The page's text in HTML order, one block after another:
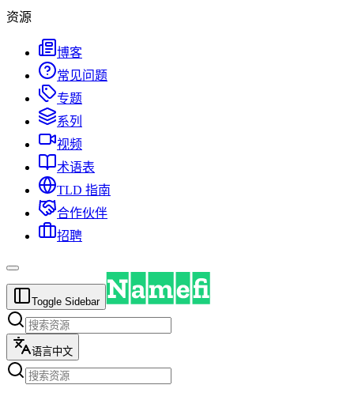
资源
博客
常见问题
专题
系列
视频
术语表
TLD 指南
合作伙伴
招聘
Toggle Sidebar
语言中文